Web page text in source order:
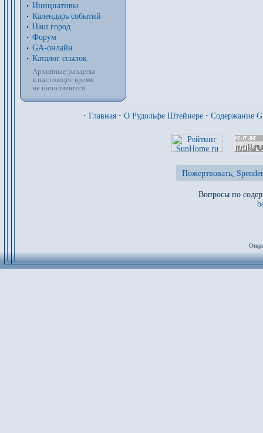
Инициативы
Календарь событий
Наш город
Форум
GA-онлайн
Каталог ссылок
Архивные разделы
в настоящее время
не наполняются
· Главная · О Рудольфе Штейнере · Содержание
Пожертвовать,
Вопросы по